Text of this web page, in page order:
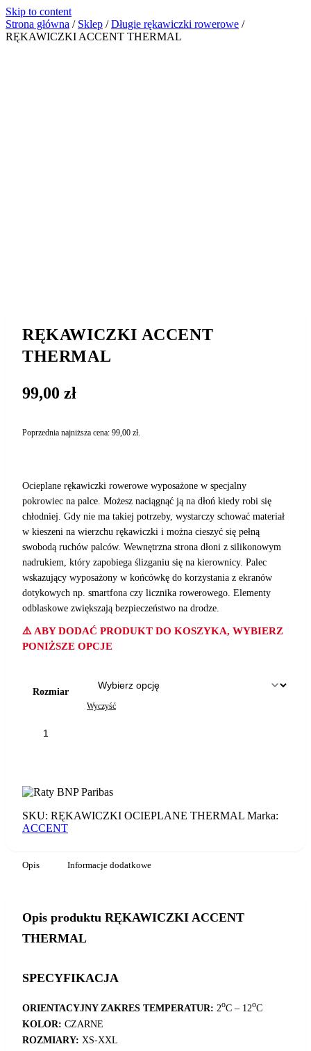
Skip to content
Strona główna / Sklep / Długie rękawiczki rowerowe /
RĘKAWICZKI ACCENT THERMAL
RĘKAWICZKI ACCENT
THERMAL
99,00 zł
Poprzednia najniższa cena: 99,00 zł.
Ocieplane rękawiczki rowerowe wyposażone w specjalny
pokrowiec na palce. Możesz naciągnąć ją na dłoń kiedy robi się
chłodniej. Gdy nie ma takiej potrzeby, wystarczy schować materiał
w kieszeni na wierzchu rękawiczki i można cieszyć się pełną
swobodą ruchów palców. Wewnętrzna strona dłoni z silikonowym
nadrukiem, który zapobiega ślizganiu się na kierownicy. Palec
wskazujący wyposażony w końcówkę do korzystania z ekranów
dotykowych np. smartfona czy licznika rowerowego. Elementy
odblaskowe zwiększają bezpieczeństwo na drodze.
⚠️ ABY DODAĆ PRODUKT DO KOSZYKA, WYBIERZ
PONIŻSZE OPCJE
Rozmiar
Wyczyść
SKU: RĘKAWICZKI OCIEPLANE THERMAL Marka:
ACCENT
Opis Informacje dodatkowe
Opis produktu RĘKAWICZKI ACCENT
THERMAL
SPECYFIKACJA
ORIENTACYJNY ZAKRES TEMPERATUR: 2oC – 12oC
KOLOR: CZARNE
ROZMIARY: XS-XXL